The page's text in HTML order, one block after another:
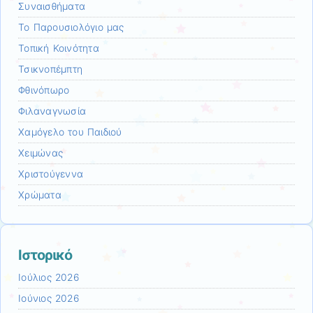
Συναισθήματα
Το Παρουσιολόγιο μας
Τοπική Κοινότητα
Τσικνοπέμπτη
Φθινόπωρο
Φιλαναγνωσία
Χαμόγελο του Παιδιού
Χειμώνας
Χριστούγεννα
Χρώματα
Ιστορικό
Ιούλιος 2026
Ιούνιος 2026